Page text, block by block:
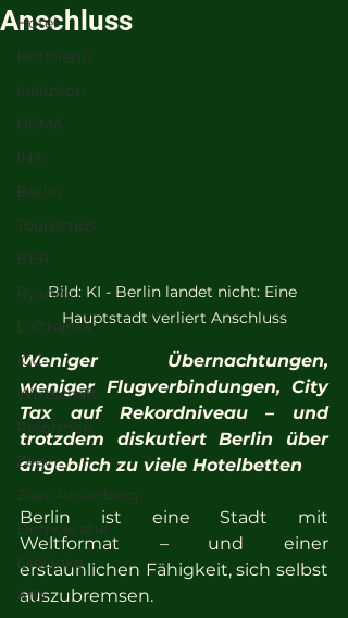
Hotel
Hotellerie
Inklusion
HSMA
IHA
Berlin
Tourismus
BER
RyanAir
Lufthansa
ICC
Wirtschaft
Reformen
Zeev
Zeev Rosenberg
Demokratie
DieLinke
AfD
Anschluss
Bild: KI - Berlin landet nicht: Eine
Hauptstadt verliert Anschluss
Weniger Übernachtungen,
weniger Flugverbindungen, City
Tax auf Rekordniveau – und
trotzdem diskutiert Berlin über
angeblich zu viele Hotelbetten
Berlin ist eine Stadt mit
Weltformat – und einer
erstaunlichen Fähigkeit, sich selbst
auszubremsen.